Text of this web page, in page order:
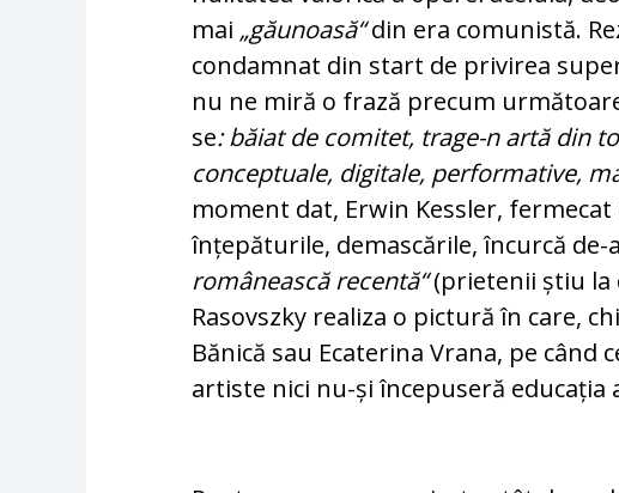
mai „găunoasă“din era comunistă.
condamnat din start de privirea
nu ne miră o frază precum
se: băiat de comitet, trage-n artă din
conceptuale, digitale, performative,
moment dat, Erwin Kessler,
înțepăturile, demascările, încurcă
românească recentă“(prietenii știu la
Rasovszky realiza o pictură în care,
Bănică sau Ecaterina Vrana, pe când
artiste nici nu-și începuseră educația